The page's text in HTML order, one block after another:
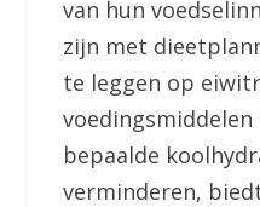
van hun
zijn met
te leggen op
voedingsmiddelen
bepaalde
verminderen,